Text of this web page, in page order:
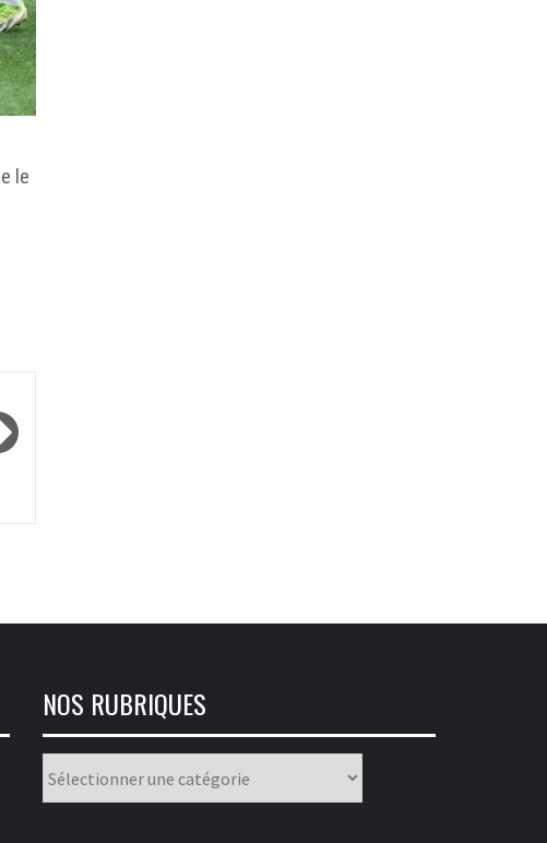
le
NOS RUBRIQUES
rubriques